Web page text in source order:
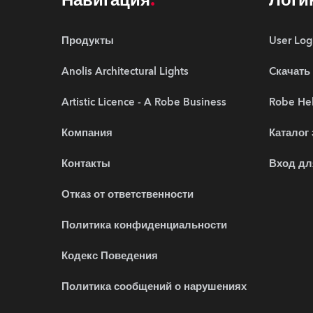
Продукты
Anolis Architectural Lights
Artistic Licence - A Robe Business
Компания
Контакты
Отказ от ответственности
Политика конфиденциальности
Кодекс Поведения
Политика сообщений о нарушениях
User
Cкачать
Robe
Каталог
Вход